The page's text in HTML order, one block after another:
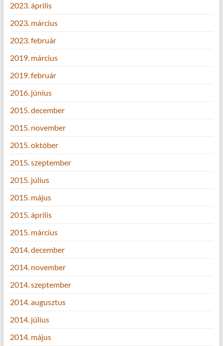
2023. április
2023. március
2023. február
2019. március
2019. február
2016. június
2015. december
2015. november
2015. október
2015. szeptember
2015. július
2015. május
2015. április
2015. március
2014. december
2014. november
2014. szeptember
2014. augusztus
2014. július
2014. május